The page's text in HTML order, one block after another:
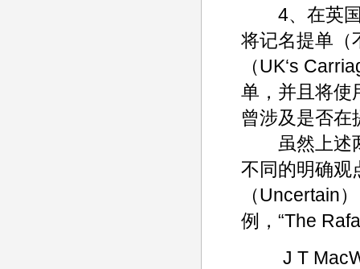
4、在英国
将记名提单（
（UK‘s
单，并且将使
曾涉及是否在
虽然上述两
不同的明确观
（Uncertain
例，“The
J T